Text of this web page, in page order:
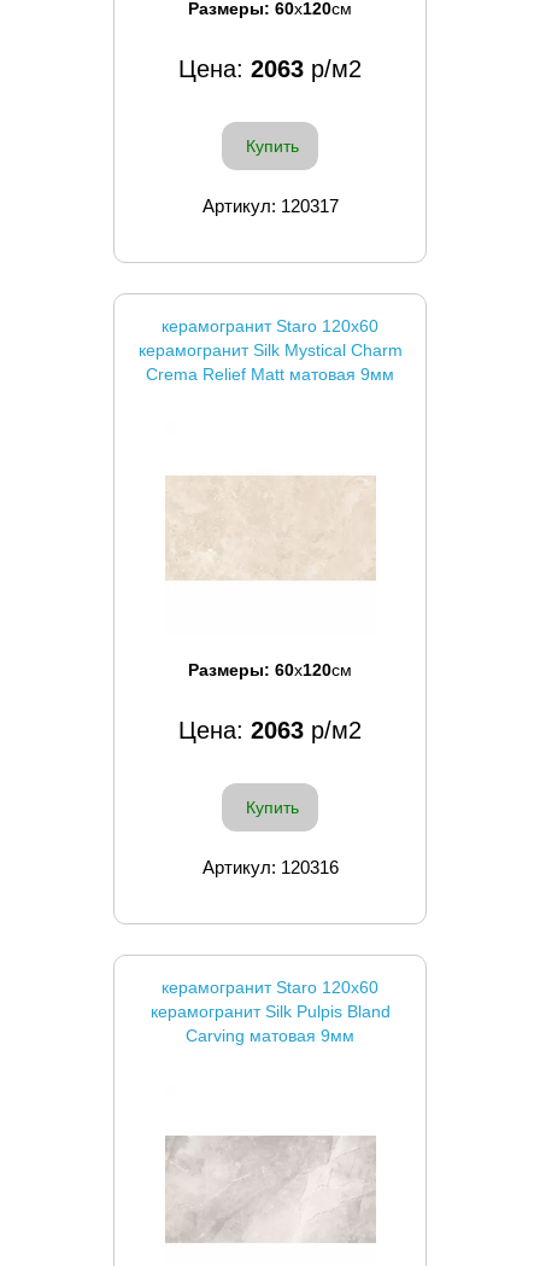
Размеры: 60x120см
Цена: 2063 р/м2
Купить
Артикул: 120317
керамогранит Staro 120x60
керамогранит Silk Mystical Charm
Crema Relief Matt матовая 9мм
Размеры: 60x120см
Цена: 2063 р/м2
Купить
Артикул: 120316
керамогранит Staro 120x60
керамогранит Silk Pulpis Bland
Carving матовая 9мм